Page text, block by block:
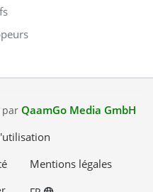
par QaamGo Media GmbH
Mentions légales